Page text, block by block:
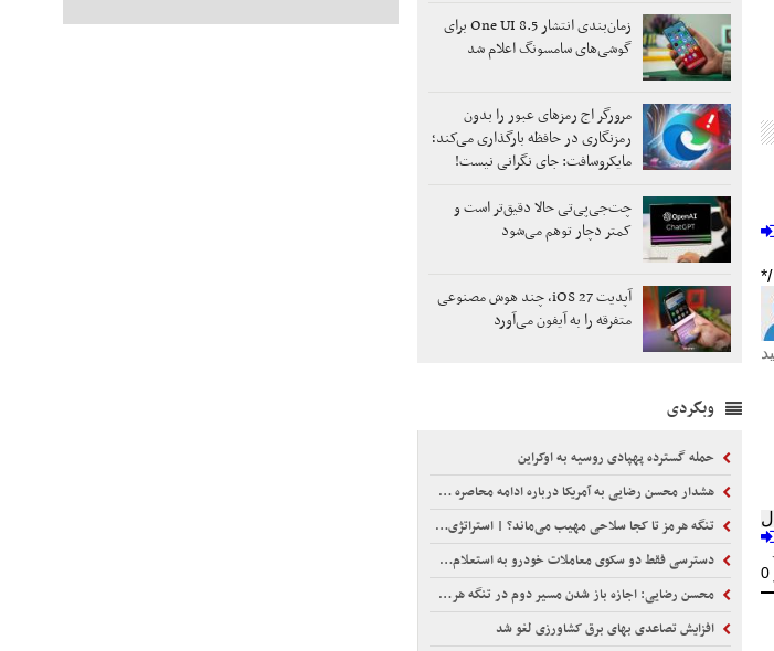
زمان‌بندی انتشار One UI 8.5 برای
گوشی‌های سامسونگ اعلام شد
مرورگر اج رمزهای عبور را بدون
رمزنگاری در حافظه بارگذاری می‌کند؛
مایکروسافت: جای نگرانی نیست!
چت‌جی‌پی‌تی حالا دقیق‌تر است و
کمتر دچار توهم می‌شود
آپدیت iOS 27، چند هوش مصنوعی
متفرقه را به آیفون می‌آورد
وبگردی
حمله گسترده پهپادی روسیه به اوکراین
هشدار محسن رضایی به آمریکا درباره ادامه محاصره دریایی/ این وضعیت را تحمل نخواهیم کرد/ با تلفات جدی روبرو خواهید شد
تنگه هرمز تا کجا سلاحی مهیب می‌ماند؟ | استراتژی متمرکز بر کنترل تنگه هرمز یک قمار بزرگ است | دشواری‌های دور زدن تنگه برای نفت خام
دسترسی فقط دو سکوی معاملات خودرو به استعلام‌ها تبعیض‌آمیز است
محسن رضایی: اجازه باز شدن مسیر دوم در تنگه هرمز را نخواهیم داد
افزایش تصاعدی بهای برق کشاورزی لغو شد